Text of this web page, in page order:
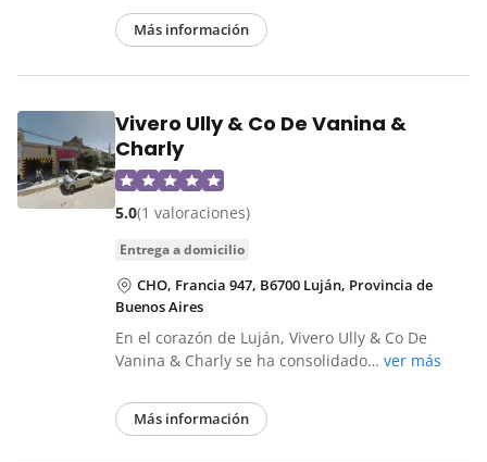
Más información
Vivero Ully & Co De Vanina &
Charly
5.0(1 valoraciones)
entrega a domicilio
CHO, Francia 947, B6700 Luján, Provincia de
Buenos Aires
En el corazón de Luján, Vivero Ully & Co De
Vanina & Charly se ha consolidado… ver más
Más información